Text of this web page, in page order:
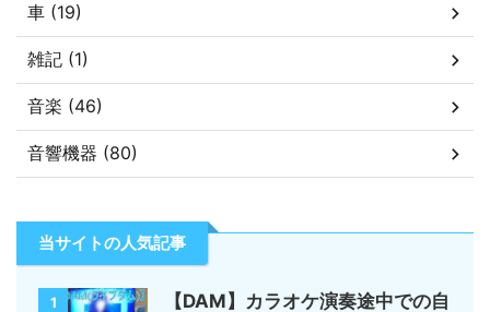
車 (19)
雑記 (1)
音楽 (46)
音響機器 (80)
当サイトの人気記事
1
【DAM】カラオケ演奏途中での自